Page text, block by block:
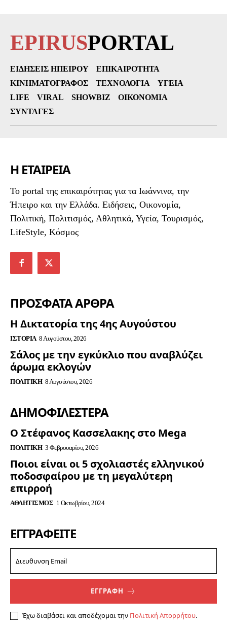
EPIRUSPORTAL
ΕΙΔΉΣΕΙΣ ΗΠΕΊΡΟΥ
ΕΠΙΚΑΙΡΌΤΗΤΑ
ΚΙΝΗΜΑΤΟΓΡΆΦΟΣ
ΤΕΧΝΟΛΟΓΊΑ
ΥΓΕΊΑ
LIFE
VIRAL SHOWBIZ
ΟΙΚΟΝΟΜΊΑ
ΣΥΝΤΑΓΈΣ
Η ΕΤΑΙΡΕΙΑ
To portal της επικαιρότητας για τα Ιωάννινα, την
Ήπειρο και την Ελλάδα. Ειδήσεις, Οικονομία,
Πολιτική, Πολιτισμός, Αθλητικά, Υγεία, Τουρισμός,
LifeStyle, Κόσμος
ΠΡΟΣΦΑΤΑ ΑΡΘΡΑ
Η Δικτατορία της 4ης Αυγούστου
ΙΣΤΟΡΊΑ 8 Αυγούστου, 2026
Σάλος με την εγκύκλιο που αναβλύζει
άρωμα εκλογών
ΠΟΛΙΤΙΚΉ 8 Αυγούστου, 2026
ΔΗΜΟΦΙΛΈΣΤΕΡΑ
Ο Στέφανος Κασσελακης στο Mega
ΠΟΛΙΤΙΚΉ 3 Φεβρουαρίου, 2026
Ποιοι είναι οι 5 σχολιαστές ελληνικού
ποδοσφαίρου με τη μεγαλύτερη
επιρροή
ΑΘΛΗΤΙΣΜΌΣ 1 Οκτωβρίου, 2024
ΕΓΓΡΑΦΕΊΤΕ
ΕΓΓΡΑΦΗ
Έχω διαβάσει και αποδέχομαι την Πολιτική Απορρήτου.